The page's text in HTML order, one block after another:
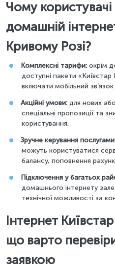
Чому
домашній
Кривому Розі?
Комплексні тарифи: окрім
доступні пакети
включати мобільний зв’язок
Акційні умови: для нових
спеціальні пропозиції та
користування.
Зручне керування
можуть користуватися
балансу, поповнення
Підключення у багатьох
домашнього інтернету
технічної можливості за
Інтернет
що варто
заявкою